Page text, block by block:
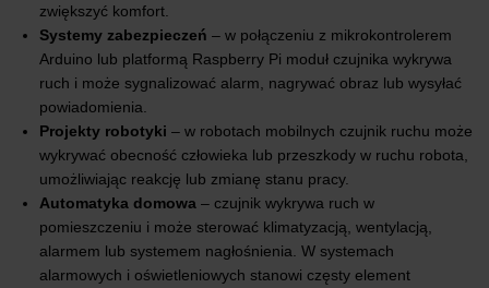
zwiększyć komfort.
Systemy zabezpieczeń – w połączeniu z mikrokontrolerem
Arduino lub platformą Raspberry Pi moduł czujnika wykrywa
ruch i może sygnalizować alarm, nagrywać obraz lub wysyłać
powiadomienia.
Projekty robotyki – w robotach mobilnych czujnik ruchu może
wykrywać obecność człowieka lub przeszkody w ruchu robota,
umożliwiając reakcję lub zmianę stanu pracy.
Automatyka domowa – czujnik wykrywa ruch w
pomieszczeniu i może sterować klimatyzacją, wentylacją,
alarmem lub systemem nagłośnienia. W systemach
alarmowych i oświetleniowych stanowi częsty element